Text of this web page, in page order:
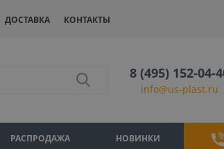
ДОСТАВКА КОНТАКТЫ
8 (495) 152-04-
info@us-plast.ru
РАСПРОДАЖА НОВИНКИ